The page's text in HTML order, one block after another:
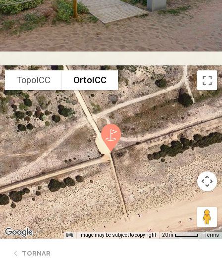
TopoICC OrtoICC
Image may be subject to copyright 20 m Terms
TORNAR